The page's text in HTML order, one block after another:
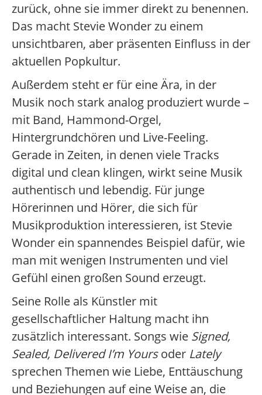
zurück, ohne sie immer direkt zu benennen.
Das macht Stevie Wonder zu einem
unsichtbaren, aber präsenten Einfluss in der
aktuellen Popkultur.
Außerdem steht er für eine Ära, in der
Musik noch stark analog produziert wurde –
mit Band, Hammond-Orgel,
Hintergrundchören und Live-Feeling.
Gerade in Zeiten, in denen viele Tracks
digital und clean klingen, wirkt seine Musik
authentisch und lebendig. Für junge
Hörerinnen und Hörer, die sich für
Musikproduktion interessieren, ist Stevie
Wonder ein spannendes Beispiel dafür, wie
man mit wenigen Instrumenten und viel
Gefühl einen großen Sound erzeugt.
Seine Rolle als Künstler mit
gesellschaftlicher Haltung macht ihn
zusätzlich interessant. Songs wie Signed,
Sealed, Delivered I’m Yoursoder Lately
sprechen Themen wie Liebe, Enttäuschung
und Beziehungen auf eine Weise an, die